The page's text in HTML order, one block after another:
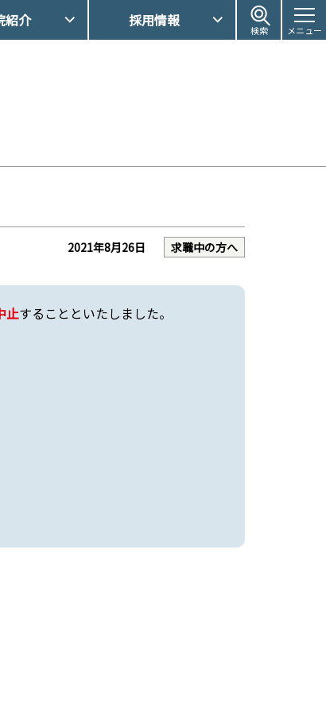
紹介 採用情報
検索 メニュー
2021年8月26日 求職中の方へ
止することといたしました。